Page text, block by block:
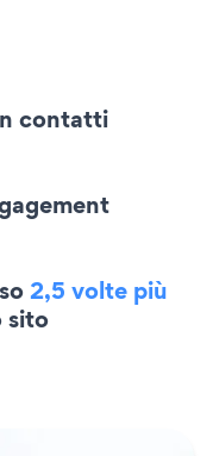
contatti
2,5 volte più
sito